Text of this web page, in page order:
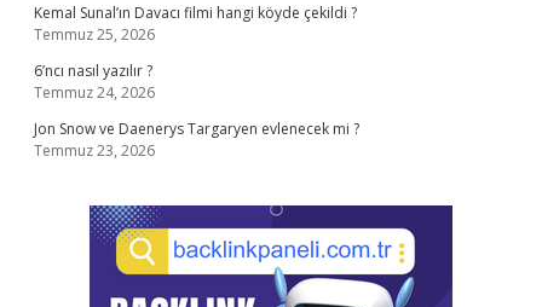
Kemal Sunal’ın Davacı filmi hangi köyde çekildi ?
Temmuz 25, 2026
6’ncı nasıl yazılır ?
Temmuz 24, 2026
Jon Snow ve Daenerys Targaryen evlenecek mi ?
Temmuz 23, 2026